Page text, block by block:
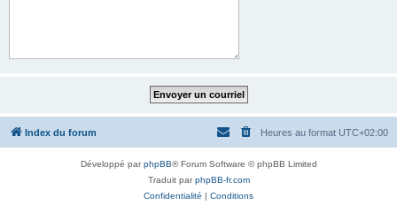
Index du forum Heures au format UTC+02:00
Développé parphpBB® Forum Software © phpBB Limited
Traduit parphpBB-fr.com
Confidentialité | Conditions